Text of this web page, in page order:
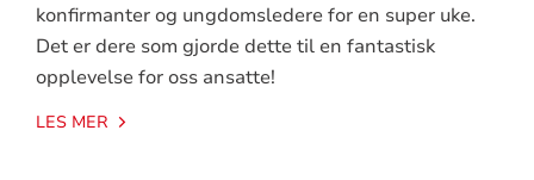
konfirmanter og ungdomsledere for en super uke.
Det er dere som gjorde dette til en fantastisk
opplevelse for oss ansatte!
LES MER